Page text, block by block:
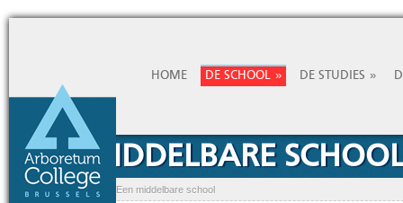
HOME DE SCHOOL » DE STUDIES »
EEN MIDDELBARE
Home » Het College Een middelbare school